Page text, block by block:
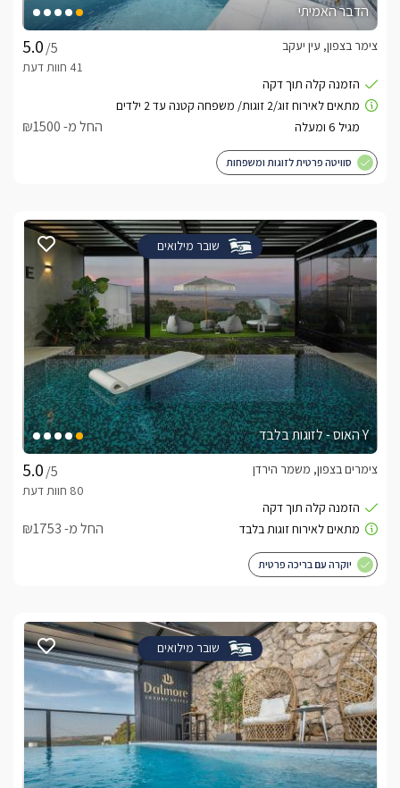
הדבר האמיתי
/5
צימר בצפון, עין יעקב
החל מ- ₪1500
סוויטה פרטית לזוגות ומשפחות
שובר מילואים
Y האוס - לזוגות בלבד
/5
צימרים בצפון, משמר הירדן
החל מ- ₪1753
יוקרה עם בריכה פרטית
שובר מילואים